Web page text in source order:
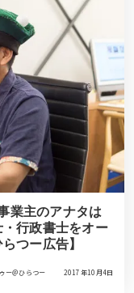
業主のアナタは
行政書士をオー
つー広告】
ー＠ひらつー 2017年10月4日